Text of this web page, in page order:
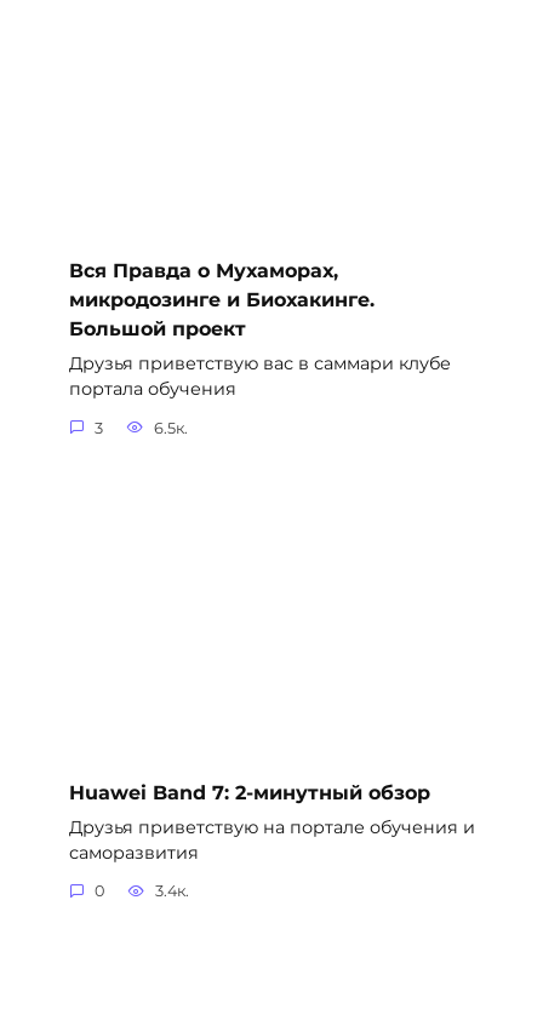
Вся Правда о Мухаморах,
микродозинге и Биохакинге.
Большой проект
Друзья приветствую вас в саммари клубе
портала обучения
3 6.5к.
Huawei Band 7: 2-минутный обзор
Друзья приветствую на портале обучения и
саморазвития
0 3.4к.